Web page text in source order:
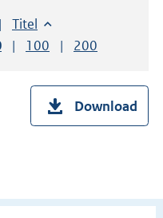
Sorteer op:
Titel oplopend
paginaper pagina
resultaten per pagina
Toon
100 resultaten per
Toon
200
Download